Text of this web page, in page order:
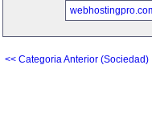
<< Categoria Anterior (Sociedad)